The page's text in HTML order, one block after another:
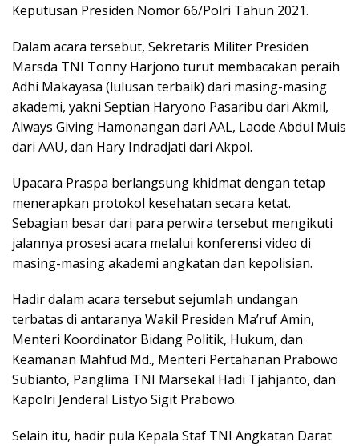
Keputusan Presiden Nomor 66/Polri Tahun 2021.
Dalam acara tersebut, Sekretaris Militer Presiden
Marsda TNI Tonny Harjono turut membacakan peraih
Adhi Makayasa (lulusan terbaik) dari masing-masing
akademi, yakni Septian Haryono Pasaribu dari Akmil,
Always Giving Hamonangan dari AAL, Laode Abdul Muis
dari AAU, dan Hary Indradjati dari Akpol.
Upacara Praspa berlangsung khidmat dengan tetap
menerapkan protokol kesehatan secara ketat.
Sebagian besar dari para perwira tersebut mengikuti
jalannya prosesi acara melalui konferensi video di
masing-masing akademi angkatan dan kepolisian.
Hadir dalam acara tersebut sejumlah undangan
terbatas di antaranya Wakil Presiden Ma’ruf Amin,
Menteri Koordinator Bidang Politik, Hukum, dan
Keamanan Mahfud Md., Menteri Pertahanan Prabowo
Subianto, Panglima TNI Marsekal Hadi Tjahjanto, dan
Kapolri Jenderal Listyo Sigit Prabowo.
Selain itu, hadir pula Kepala Staf TNI Angkatan Darat